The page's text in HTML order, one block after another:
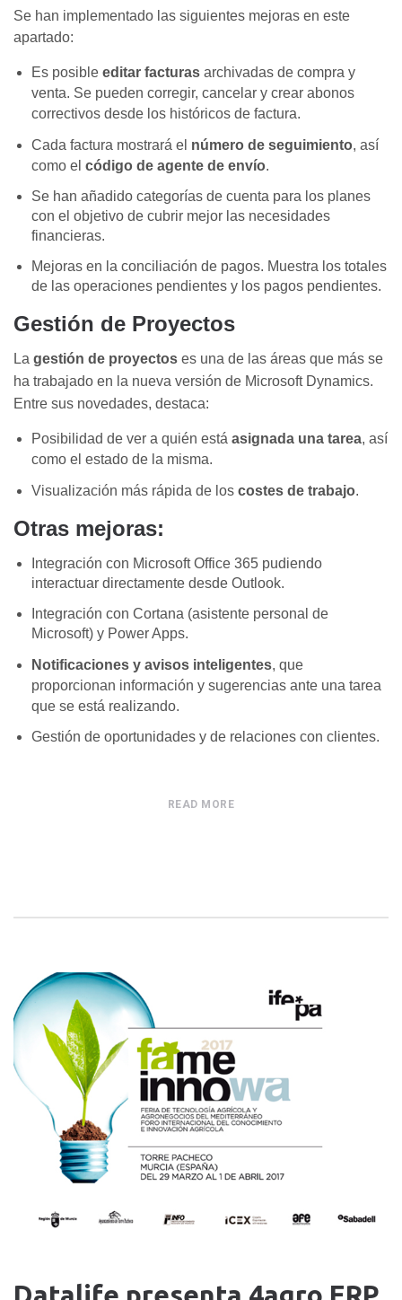
Se han implementado las siguientes mejoras en este
apartado:
Es posible editar facturas archivadas de compra y
venta. Se pueden corregir, cancelar y crear abonos
correctivos desde los históricos de factura.
Cada factura mostrará el número de seguimiento, así
como el código de agente de envío.
Se han añadido categorías de cuenta para los planes
con el objetivo de cubrir mejor las necesidades
financieras.
Mejoras en la conciliación de pagos. Muestra los totales
de las operaciones pendientes y los pagos pendientes.
Gestión de Proyectos
La gestión de proyectos es una de las áreas que más se
ha trabajado en la nueva versión de Microsoft Dynamics.
Entre sus novedades, destaca:
Posibilidad de ver a quién está asignada una tarea, así
como el estado de la misma.
Visualización más rápida de los costes de trabajo.
Otras mejoras:
Integración con Microsoft Office 365 pudiendo
interactuar directamente desde Outlook.
Integración con Cortana (asistente personal de
Microsoft) y Power Apps.
Notificaciones y avisos inteligentes, que
proporcionan información y sugerencias ante una tarea
que se está realizando.
Gestión de oportunidades y de relaciones con clientes.
READ MORE